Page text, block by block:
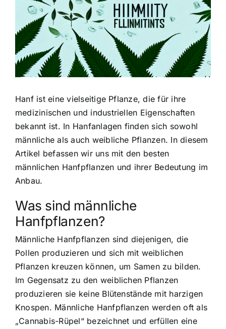
Hanf ist eine vielseitige Pflanze, die für ihre
medizinischen und industriellen Eigenschaften
bekannt ist. In Hanfanlagen finden sich sowohl
männliche als auch weibliche Pflanzen. In diesem
Artikel befassen wir uns mit den besten
männlichen Hanfpflanzen und ihrer Bedeutung im
Anbau.
Was sind männliche
Hanfpflanzen?
Männliche Hanfpflanzen sind diejenigen, die
Pollen produzieren und sich mit weiblichen
Pflanzen kreuzen können, um Samen zu bilden.
Im Gegensatz zu den weiblichen Pflanzen
produzieren sie keine Blütenstände mit harzigen
Knospen. Männliche Hanfpflanzen werden oft als
„Cannabis-Rüpel“ bezeichnet und erfüllen eine